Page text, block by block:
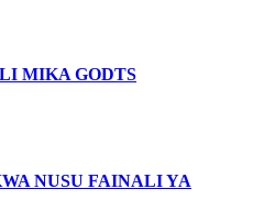
MIKA GODTS
NUSU FAINALI YA